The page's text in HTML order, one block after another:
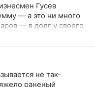
Гусев
— а это ни много
— в долг у своего
не отказывает,
нибудь накладок
деньги, Гусев
но по дороге
завозит шефа
требует
не так-
раненый